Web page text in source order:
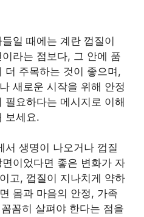
일 때에는 계란 껍질이
라는 점보다, 그 안에 품
더 주목하는 것이 좋으며,
새로운 시작을 위해 안정
필요하다는 메시지로 이해
보세요.
서 생명이 나오거나 껍질
이었다면 좋은 변화가 자
고, 껍질이 지나치게 약하
몸과 마음의 안정, 가족
꼼히 살펴야 한다는 점을